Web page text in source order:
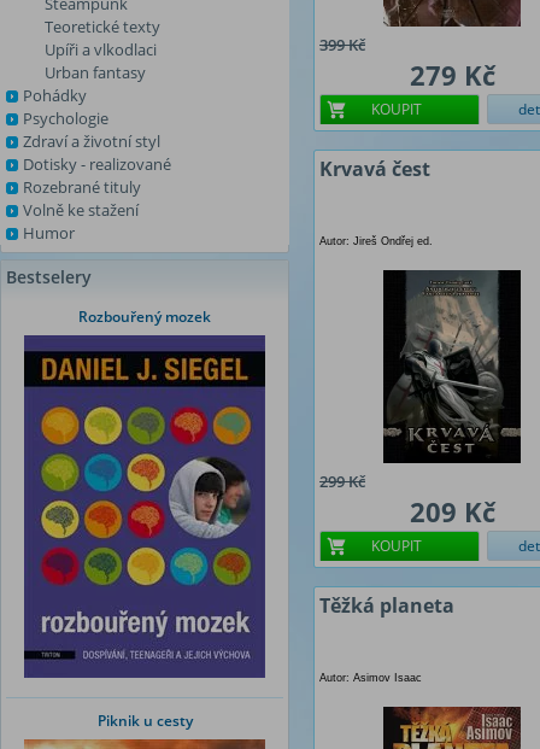
Teoretické texty
Upíři a vlkodlaci
Urban fantasy
Pohádky
Psychologie
Zdraví a životní styl
Dotisky - realizované
Rozebrané tituly
Volně ke stažení
Humor
Bestselery
Rozbouřený mozek
Piknik u cesty
399 Kč
279 Kč
KOUPIT
Krvavá čest
Autor: Jireš Ondřej ed.
299 Kč
209 Kč
KOUPIT
Těžká planeta
Autor: Asimov Isaac